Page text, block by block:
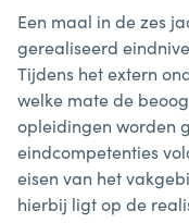
Een maal in de zes
gerealiseerd
Tijdens het extern
welke mate de
opleidingen worden
eindcompetenties
eisen van het
hierbij ligt op de